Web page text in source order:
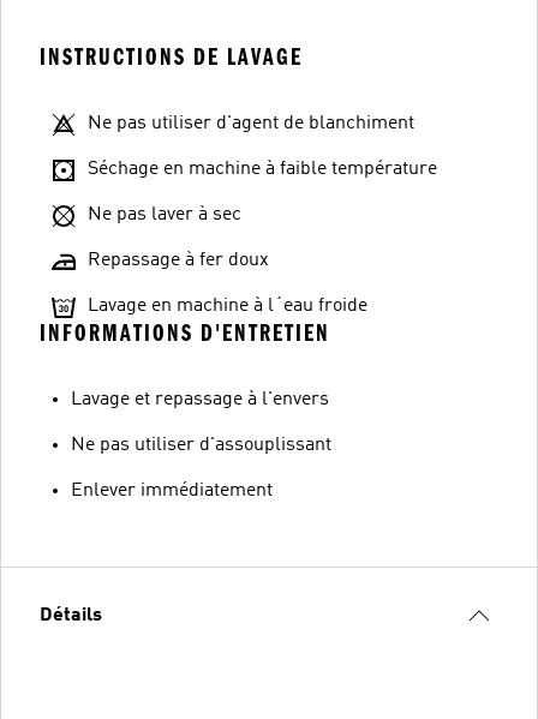
INSTRUCTIONS DE LAVAGE
Ne pas utiliser d'agent de blanchiment
Séchage en machine à faible température
Ne pas laver à sec
Repassage à fer doux
Lavage en machine à l´eau froide
INFORMATIONS D'ENTRETIEN
Lavage et repassage à l'envers
Ne pas utiliser d'assouplissant
Enlever immédiatement
Détails